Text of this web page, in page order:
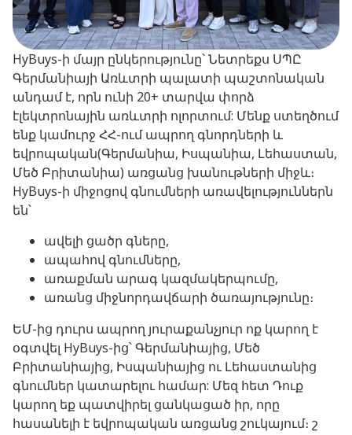
HyBuys-ի մայր ընկերությունը՝ Նետրեքս ՍՊԸ
Գերմանիայի Առևտրի պալատի պաշտոնական
անդամ է, որն ունի 20+ տարվա փորձ
էլեկտրոնային առևտրի ոլորտում: Մենք ստեղծում
ենք կամուրջ ՀՀ-ում ապրող գնորդների և
եվրոպական(Գերմանիա, Իսպանիա, Լեհաստան,
Մեծ Բրիտանիա) առցանց խանութների միջև։
HyBuys-ի միջոցով գնումների առավելություններն
են՝
ավելի ցածր գները,
ապահով գնումները,
առաքման արագ կազմակերպումը,
առանց միջնորդավճարի ծառայությունը։
ԵՄ-ից դուրս ապրող յուրաքանչյուր ոք կարող է
օգտվել HyBuys-ից՝ Գերմանիայից, Մեծ
Բրիտանիայից, Իսպանիայից ու Լեհաստանից
գնումներ կատարելու համար: Մեզ հետ Դուք
կարող եք պատվիրել ցանկացած իր, որը
հասանելի է եվրոպական առցանց շուկայում։ շ